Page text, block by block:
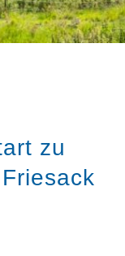
zu